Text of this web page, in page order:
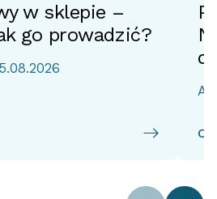
w sklepie –
go prowadzić?